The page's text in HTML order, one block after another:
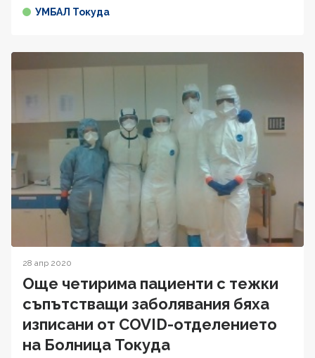
УМБАЛ Токуда
28 апр 2020
Още четирима пациенти с тежки
съпътстващи заболявания бяха
изписани от COVID-отделението
на Болница Токуда